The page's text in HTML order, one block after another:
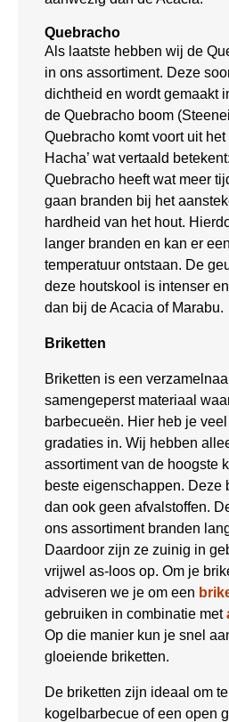
Quebracho
Als laatste hebben wij de
in ons assortiment. Deze
dichtheid en wordt gemaakt
de Quebracho boom
Quebracho komt voort uit het
Hacha’ wat vertaald
Quebracho heeft wat meer
gaan branden bij het
hardheid van het hout.
langer branden en kan er
temperatuur ontstaan. De
deze houtskool is intenser
dan bij de Acacia of Marabu.
Briketten
Briketten is een
samengeperst materiaal
barbecueën. Hier heb je
gradaties in. Wij hebben
assortiment van de hoogste
beste eigenschappen. Deze
dan ook geen afvalstoffen.
ons assortiment branden
Daardoor zijn ze zuinig in
vrijwel as-loos op. Om je
adviseren we je om een
gebruiken in combinatie met
Op die manier kun je snel
gloeiende briketten.
De briketten zijn ideaal om
kogelbarbecue of een open